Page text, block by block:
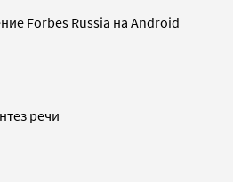
Forbes Russia на Android
речи